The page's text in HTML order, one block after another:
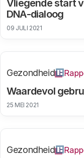
Vliegende start
DNA-dialoog
09 JULI 2021
Waardevol
Gezondheid
25 MEI 2021
Gezondheid